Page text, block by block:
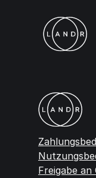
Freigabe an